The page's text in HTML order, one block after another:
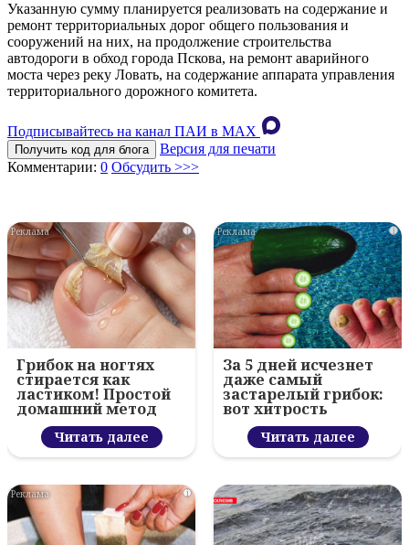
Указанную сумму планируется реализовать на содержание и
ремонт территориальных дорог общего пользования и
сооружений на них, на продолжение строительства
автодороги в обход города Пскова, на ремонт аварийного
моста через реку Ловать, на содержание аппарата управления
территориального дорожного комитета.
Подписывайтесь на канал ПАИ в MAХ
Получить код для блога
Версия для печати
Комментарии: 0 Обсудить >>>
i
Грибок на ногтях
стирается как
ластиком! Простой
домашний метод
Читать далее
i
За 5 дней исчезнет
даже самый
застарелый грибок:
вот хитрость
Читать далее
i